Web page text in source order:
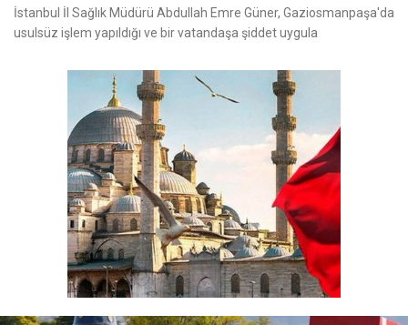
İstanbul İl Sağlık Müdürü Abdullah Emre Güner, Gaziosmanpaşa'da
usulsüz işlem yapıldığı ve bir vatandaşa şiddet uygula